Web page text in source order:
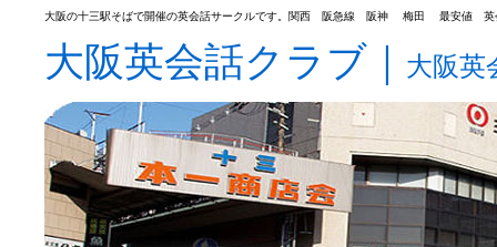
大阪の十三駅そばで開催の英会話サークルです。関西 阪急線 阪神 梅田 最安値
大阪英会話クラブ｜ 大阪英